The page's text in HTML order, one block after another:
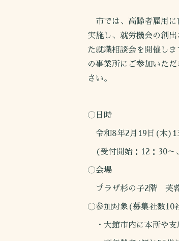
市では、高齢者雇用に
実施し、就労機会の創
た就職相談会を開催し
の事業所にご参加いた
さい。
〇日時
令和8年2月19日(木
(受付開始：12：30～
〇会場
プラザ杉の子2階 芙
〇参加対象(募集社数10
・大館市内に本所や支